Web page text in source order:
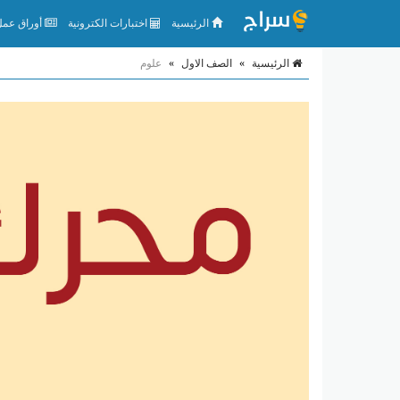
الرئيسية اختبارات الكترونية أوراق
الرئيسية » الصف الاول » علوم